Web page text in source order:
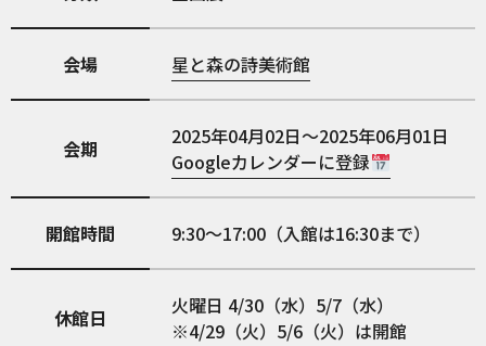
会場 星と森の詩美術館
会期
2025年04月02日～2025年06月01日
Googleカレンダーに登録
開館時間 9:30～17:00（入館は16:30まで）
休館日
火曜日 4/30（水）5/7（水）
※4/29（火）5/6（火）は開館